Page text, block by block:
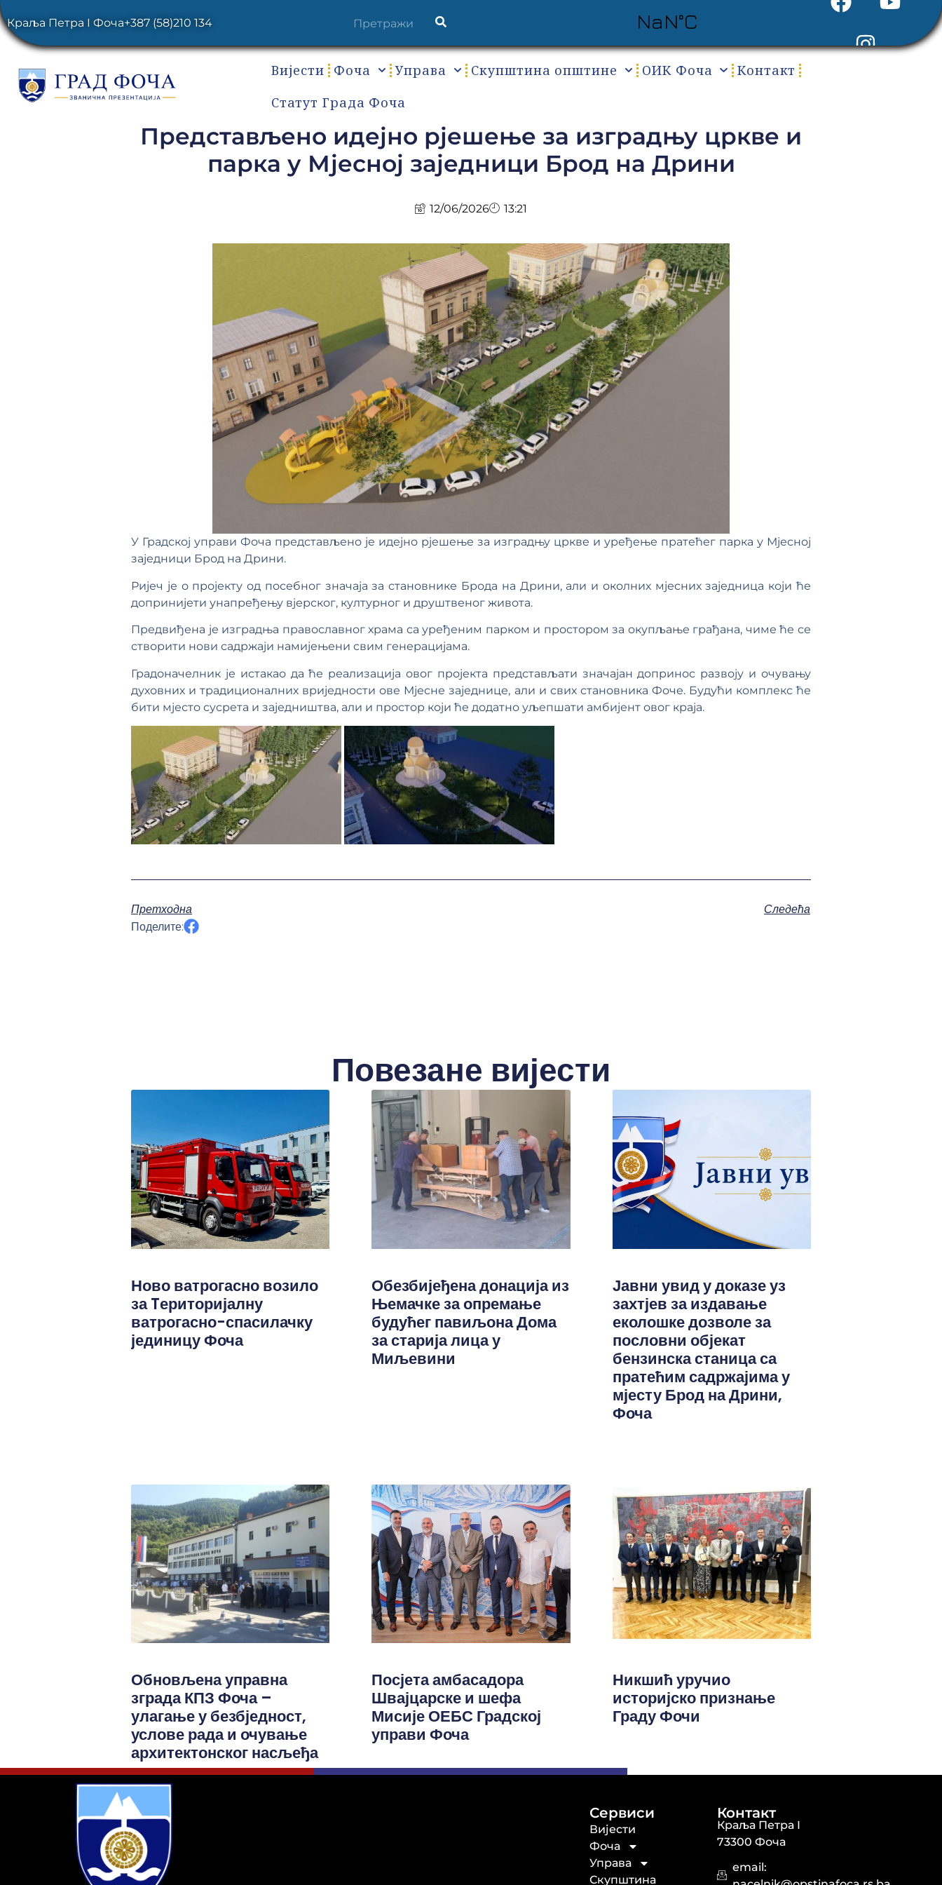
Краља Петра I Фоча+387 (58)210 134
Вијести Фоча Управа Скупштина општине ОИК Фоча
Контакт
Статут Града Фоча
Представљено идејно рјешење за изградњу цркве и
парка у Мјесној заједници Брод на Дрини
12/06/2026 13:21
У Градској управи Фоча представљено је идејно рјешење за изградњу цркве и уређење пратећег парка у Мјесној
заједници Брод на Дрини.
Ријеч је о пројекту од посебног значаја за становнике Брода на Дрини, али и околних мјесних заједница који ће
допринијети унапређењу вјерског, културног и друштвеног живота.
Предвиђена је изградња православног храма са уређеним парком и простором за окупљање грађана, чиме ће се
створити нови садржаји намијењени свим генерацијама.
Градоначелник је истакао да ће реализација овог пројекта представљати значајан допринос развоју и очувању
духовних и традиционалних вриједности ове Мјесне заједнице, али и свих становника Фоче. Будући комплекс ће
бити мјесто сусрета и заједништва, али и простор који ће додатно уљепшати амбијент овог краја.
Претходна
Следећа
Поделите:
Повезане вијести
Ново ватрогасно возило
за Tериторијалну
ватрогасно-спасилачку
јединицу Фоча
Обезбијеђена донација из
Њемачке за опремање
будућег павиљона Дома
за старија лица у
Миљевини
Јавни увид у доказе уз
захтјев за издавање
еколошке дозволе за
пословни објекат
бензинска станица са
пратећим садржајима у
мјесту Брод на Дрини,
Фоча
Обновљена управна
зграда КПЗ Фоча –
улагање у безбједност,
услове рада и очување
архитектонског насљеђа
Посјета амбасадора
Швајцарске и шефа
Мисије ОЕБС Градској
управи Фоча
Никшић уручио
историјско признање
Граду Фочи
Сервиси
Вијести
Фоча
Управа
Скупштина
Контакт
Краља Петра I
73300 Фоча
email: